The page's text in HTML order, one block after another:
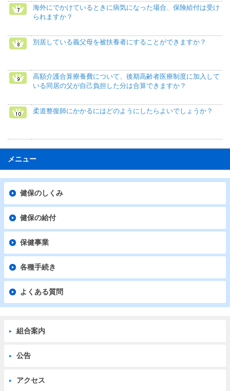
海外にでかけているときに病気になった場合、保険給付は受け
られますか？
別居している義父母を被扶養者にすることができますか？
高額介護合算療養費について、後期高齢者医療制度に加入して
いる同居の父が自己負担した分は合算できますか？
柔道整復師にかかるにはどのようにしたらよいでしょうか？
メニュー
健保のしくみ
健保の給付
保健事業
各種手続き
よくある質問
組合案内
公告
アクセス